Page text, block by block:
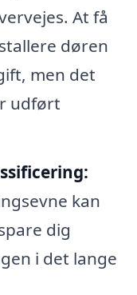
At få
døren
men det
udført
kan
dig
i det lange